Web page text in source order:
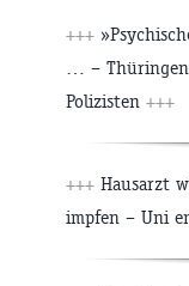
+++
… –
Polizisten +++
+++ Hausarzt
impfen – Uni